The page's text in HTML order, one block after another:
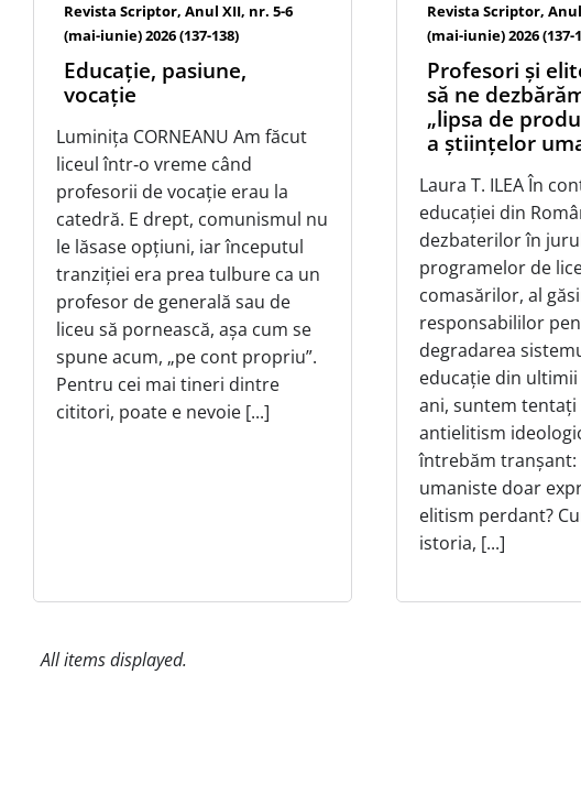
Revista Scriptor, Anul XII, nr. 5-6
(mai-iunie) 2026 (137-138)
Educație, pasiune,
vocație
Luminița CORNEANU Am făcut
liceul într‑o vreme când
profesorii de vocație erau la
catedră. E drept, comunismul nu
le lăsase opțiuni, iar începutul
tranziției era prea tulbure ca un
profesor de generală sau de
liceu să pornească, așa cum se
spune acum, „pe cont propriu”.
Pentru cei mai tineri dintre
cititori, poate e nevoie [...]
Revista Scriptor,
(mai-iunie) 2026 (137-
Profesori și
să ne
„lipsa de
a științelor
Laura T. ILEA În
educației din
dezbaterilor în
programelor de
comasărilor, al
responsabililor
degradarea
educație din
ani, suntem tentați
antielitism
întrebăm
umaniste doar
elitism perdant?
istoria, [...]